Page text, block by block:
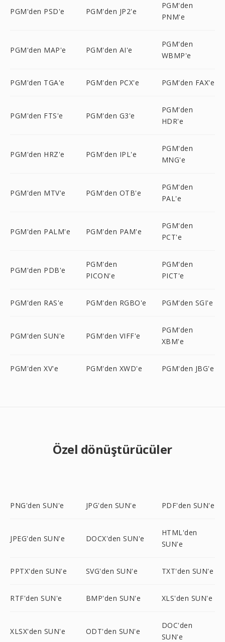
PGM'den PSD'e PGM'den JP2'e
PGM'den
PNM'e
PGM'den MAP'e PGM'den AI'e
PGM'den
WBMP'e
PGM'den TGA'e PGM'den PCX'e PGM'den FAX'e
PGM'den FTS'e PGM'den G3'e
PGM'den
HDR'e
PGM'den HRZ'e PGM'den IPL'e
PGM'den
MNG'e
PGM'den MTV'e PGM'den OTB'e
PGM'den
PAL'e
PGM'den PALM'e PGM'den PAM'e
PGM'den
PCT'e
PGM'den PDB'e
PGM'den
PICON'e
PGM'den
PICT'e
PGM'den RAS'e PGM'den RGBO'e PGM'den SGI'e
PGM'den SUN'e PGM'den VIFF'e
PGM'den
XBM'e
PGM'den XV'e PGM'den XWD'e PGM'den JBG'e
Özel dönüştürücüler
PNG'den SUN'e JPG'den SUN'e PDF'den SUN'e
JPEG'den SUN'e DOCX'den SUN'e
HTML'den
SUN'e
PPTX'den SUN'e SVG'den SUN'e TXT'den SUN'e
RTF'den SUN'e BMP'den SUN'e XLS'den SUN'e
XLSX'den SUN'e ODT'den SUN'e
DOC'den
SUN'e